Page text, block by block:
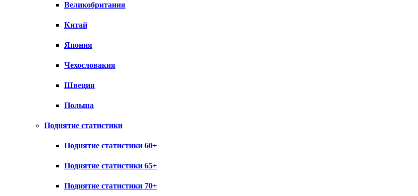
Великобритания
Китай
Япония
Чехословакия
Швеция
Польша
Поднятие статистики
Поднятие статистики 60+
Поднятие статистики 65+
Поднятие статистики 70+